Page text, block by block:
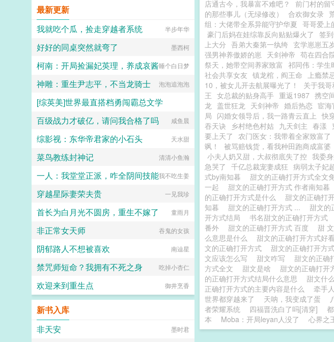
店通古今，我暴富不难吧？
前门村的留
的那些事儿（无绿修改）
合欢御女录
组：大佬带全系异能守护华夏 哥哥爱上
豪门后妈在娃综靠反向贴贴爆火了 签
上大分 吾弟大秦第一纨绔 玄学崽崽五
强男神养傲娇的崽 天剑神帝 苟在四合
祭天，她带空间养家致富 祁同伟：学生
社会共享女友 镇龙棺，阎王命 上瘾禁
10，被女儿开去航展曝光了！
关于我
王 女总裁的贴身高手 重返1987 携空
龙 盖世狂龙 天剑神帝 婚后热恋 宦海
局 闪婚女领导后，我一路青云直上 快
吞天诀
乡村绝色村姑 九天剑主 春漾
要上天了 农门医女：我带着全家致富了
飒！
被骂赔钱货，看我种田跑商成富婆
小夫人奶又甜，大叔彻底失了控 我委
急哭了 千亿总裁宠妻成狂 病弱太子妃
式by南知暮
甜文的正确打开方式全文
一起
甜文的正确打开方式 作者南知暮
的正确打开方式是什么
甜文的正确打
知暮
甜文的正确打开方式 ... 甜文的
开方式结局
书名甜文的正确打开方式
番外
甜文的正确打开方式 百度 甜
么意思是什么
甜文的正确打开方式好
文的正确打开方式
甜文的正确打开方
文应该怎么写
甜文咋写 甜文的正确
方式全文
甜文是啥 甜文的正确打开
的正确打开方式结局什么意思
甜文什
正确打开方式的主要内容是什么
牵手
世界都穿越来了
天呐，我变成了蛋
者荣耀系统
四福晋洗白了吗[清穿]
本
Moba：开局leyan人没了 心界之
最新更新
我就吃个瓜，捡走穿越者系统
半步年华
好好的同桌突然就弯了 墨西柯
柯南：开局捡漏妃英理，养成哀酱睡个白日梦
神雕：重生尹志平，不当龙骑士 泡泡追泡泡
[综英美]世界最直搭档勇闯霸总文学
托尔金之犬
百级战力才破亿，请问我合格了吗 咸鱼晨
综影视：东华帝君家的小石头 天水甜
菜鸟教练封神记 清清小鱼瀚
一人：我堂堂正派，咋全阴间技能我不吃生姜
穿越星际妻荣夫贵 一见我珍
首长为白月光不圆房，重生不嫁了 童雨月
非正常女天师 吞鬼的女孩
阴郁路人不想被喜欢 南辿星
禁咒师短命？我拥有不死之身 吃掉小杏仁
欢迎来到重生点 御井烹香
新书入库
非天安
墨时君